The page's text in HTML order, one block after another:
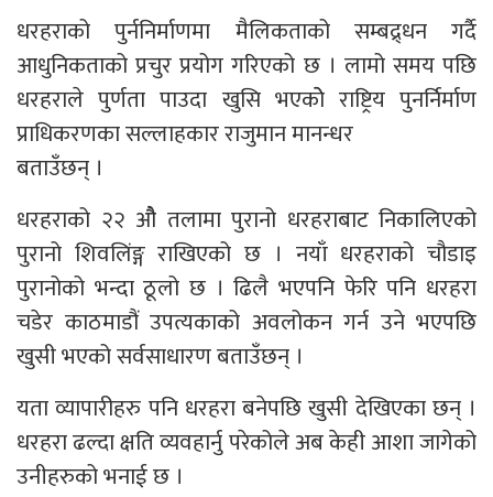
धरहराको पुर्ननिर्माणमा मैलिकताको सम्बद्र्धन गर्दै
आधुनिकताको प्रचुर प्रयोग गरिएको छ । लामो समय पछि
धरहराले पुर्णता पाउदा खुसि भएकोे राष्ट्रिय पुनर्निर्माण
प्राधिकरणका सल्लाहकार राजुमान मानन्धर
बताउँछन् ।
धरहराको २२ औै तलामा पुरानो धरहराबाट निकालिएको
पुरानो शिवलिंङ्ग राखिएको छ । नयाँ धरहराको चौडाइ
पुरानोको भन्दा ठूलो छ । ढिलै भएपनि फेरि पनि धरहरा
चडेर काठमाडौं उपत्यकाको अवलोकन गर्न उने भएपछि
खुसी भएको सर्वसाधारण बताउँछन् ।
यता व्यापारीहरु पनि धरहरा बनेपछि खुसी देखिएका छन् ।
धरहरा ढल्दा क्षति व्यवहार्नु परेकोले अब केही आशा जागेको
उनीहरुको भनाई छ ।